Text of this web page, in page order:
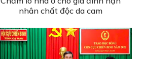
nhân chất độc da cam